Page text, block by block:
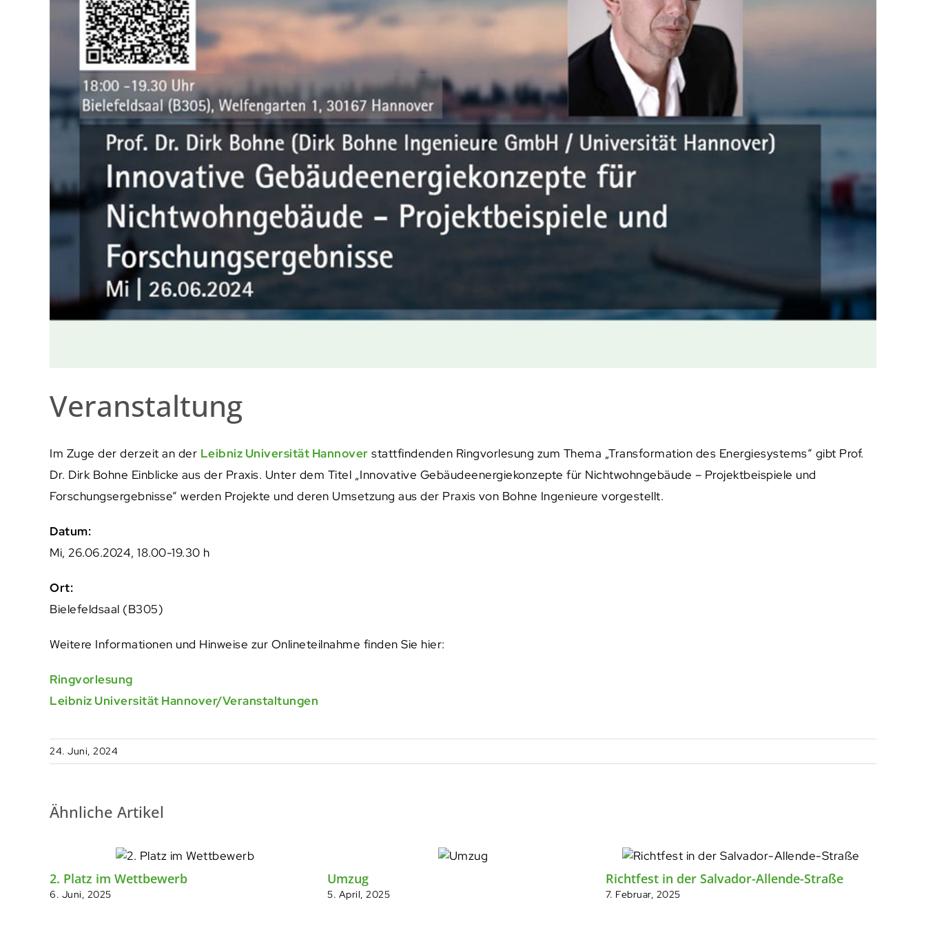
Veranstaltung
Im Zuge der derzeit an der Leibniz Universität Hannover stattfindenden Ringvorlesung zum Thema „Transformation des Energiesystems“ gibt Prof.
Dr. Dirk Bohne Einblicke aus der Praxis. Unter dem Titel „Innovative Gebäudeenergiekonzepte für Nichtwohngebäude – Projektbeispiele und
Forschungsergebnisse“ werden Projekte und deren Umsetzung aus der Praxis von Bohne Ingenieure vorgestellt.
Datum:
Mi, 26.06.2024, 18.00-19.30 h
Ort:
Bielefeldsaal (B305)
Weitere Informationen und Hinweise zur Onlineteilnahme finden Sie hier:
Ringvorlesung
Leibniz Universität Hannover/Veranstaltungen
24. Juni, 2024
Ähnliche Artikel
2. Platz im Wettbewerb
6. Juni, 2025
Umzug
5. April, 2025
Richtfest in der Salvador-Allende-Straße
7. Februar, 2025